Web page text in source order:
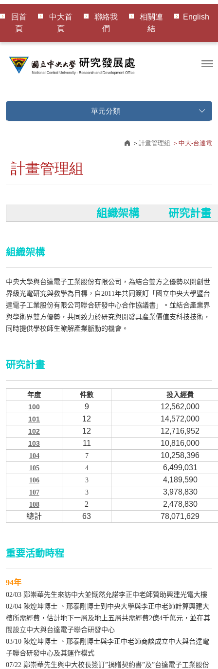
回首
頁
中大首
頁
聯絡我
們
相關連
結
English
單元分類
計畫管理組 中大-台達電
計畫管理組
組織架構 研究計畫
組織架構
中央大學與台達電子工業股份有限公司，為結合雙方之優勢以開創世
界級光電研究與教學為目標，自2011年共同簽訂「國立中央大學暨台
達電子工業股份有限公司聯合研發中心合作協議書」。並結合產業界
與學術界雙方優勢，共同致力於研究與開發具產業價值支科技技術，
同時提供學校師生瞭解產業脈動的機會。
研究計畫
年度 件數 投入經費
100 9 12,562,000
101 12 14,572,000
102 12 12,716,952
103 11 10,816,000
104 7 10,258,396
105 4 6,499,031
106 3 4,189,590
107 3 3,978,830
108 2
2,478,830
總計
63 78,071,629
重要活動時程
94年
02/03 鄭崇華先生來訪中大並慨然允諾李正中老師贊助興建光電大樓
02/04 陳煌坤博士 、邢泰剛博士到中央大學與李正中老師計算興建大
樓所需經費，估計地下一層及地上五層共需經費2億4千萬元，並在其
間設立中大與台達電子聯合研發中心
03/10 陳煌坤博士 、邢泰剛博士與李正中老師商談成立中大與台達電
子聯合研發中心及其運作模式
07/22 鄭崇華先生與中大校長簽訂”捐贈契約書”及”台達電子工業股份